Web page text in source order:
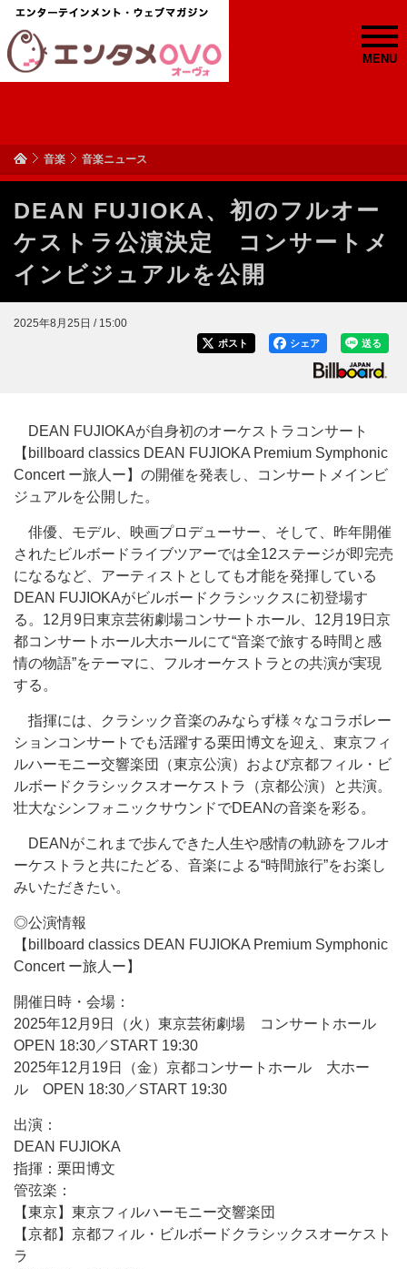
MENU
音楽 音楽ニュース
DEAN FUJIOKA、初のフルオー
ケストラ公演決定 コンサートメ
インビジュアルを公開
2025年8月25日 / 15:00
送る
シェア
ポスト
DEAN FUJIOKAが自身初のオーケストラコンサート
【billboard classics DEAN FUJIOKA Premium Symphonic
Concert ー旅人ー】の開催を発表し、コンサートメインビ
ジュアルを公開した。
俳優、モデル、映画プロデューサー、そして、昨年開催
されたビルボードライブツアーでは全12ステージが即完売
になるなど、アーティストとしても才能を発揮している
DEAN FUJIOKAがビルボードクラシックスに初登場す
る。12月9日東京芸術劇場コンサートホール、12月19日京
都コンサートホール大ホールにて“音楽で旅する時間と感
情の物語”をテーマに、フルオーケストラとの共演が実現
する。
指揮には、クラシック音楽のみならず様々なコラボレー
ションコンサートでも活躍する栗田博文を迎え、東京フィ
ルハーモニー交響楽団（東京公演）および京都フィル・ビ
ルボードクラシックスオーケストラ（京都公演）と共演。
壮大なシンフォニックサウンドでDEANの音楽を彩る。
DEANがこれまで歩んできた人生や感情の軌跡をフルオ
ーケストラと共にたどる、音楽による“時間旅行”をお楽し
みいただきたい。
◎公演情報
【billboard classics DEAN FUJIOKA Premium Symphonic
Concert ー旅人ー】
開催日時・会場：
2025年12月9日（火）東京芸術劇場 コンサートホール
OPEN 18:30／START 19:30
2025年12月19日（金）京都コンサートホール 大ホー
ル OPEN 18:30／START 19:30
出演：
DEAN FUJIOKA
指揮：栗田博文
管弦楽：
【東京】東京フィルハーモニー交響楽団
【京都】京都フィル・ビルボードクラシックスオーケスト
ラ